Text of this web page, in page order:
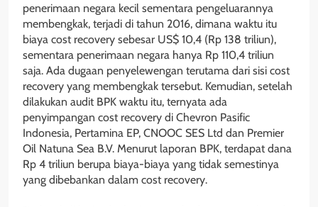
penerimaan negara kecil sementara pengeluarannya
membengkak, terjadi di tahun 2016, dimana waktu itu
biaya cost recovery sebesar US$ 10,4 (Rp 138 triliun),
sementara penerimaan negara hanya Rp 110,4 triliun
saja. Ada dugaan penyelewengan terutama dari sisi cost
recovery yang membengkak tersebut. Kemudian, setelah
dilakukan audit BPK waktu itu, ternyata ada
penyimpangan cost recovery di Chevron Pasific
Indonesia, Pertamina EP, CNOOC SES Ltd dan Premier
Oil Natuna Sea B.V. Menurut laporan BPK, terdapat dana
Rp 4 triliun berupa biaya-biaya yang tidak semestinya
yang dibebankan dalam cost recovery.